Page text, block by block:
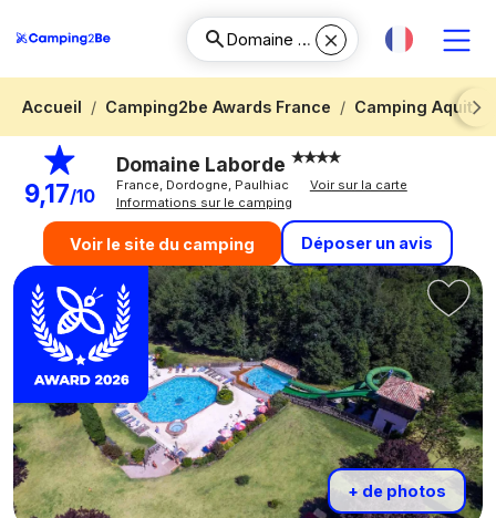
Accueil Camping2be Awards France
Camping
Next
9,17/10
Domaine Laborde
France, Dordogne, Paulhiac
Voir sur la carte
Informations sur le camping
Voir le site du camping Déposer un avis
+ de photos